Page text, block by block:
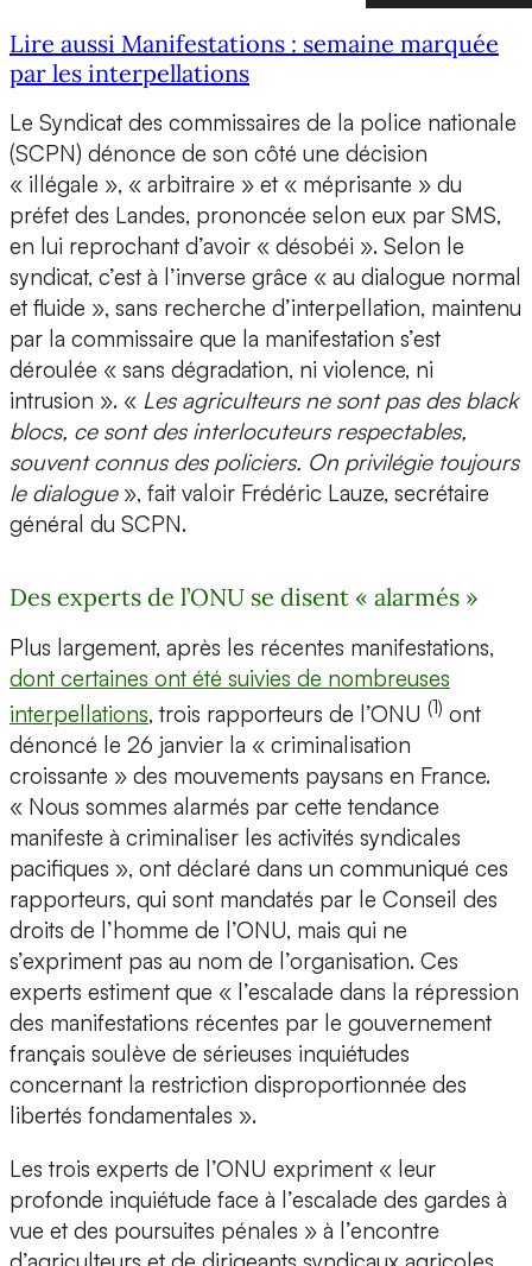
Lire aussi Manifestations : semaine marquée
par les interpellations
Le Syndicat des commissaires de la police nationale
(SCPN) dénonce de son côté une décision
« illégale », « arbitraire » et « méprisante » du
préfet des Landes, prononcée selon eux par SMS,
en lui reprochant d’avoir « désobéi ». Selon le
syndicat, c’est à l’inverse grâce « au dialogue normal
et fluide », sans recherche d’interpellation, maintenu
par la commissaire que la manifestation s’est
déroulée « sans dégradation, ni violence, ni
intrusion ». « Les agriculteurs ne sont pas des black
blocs, ce sont des interlocuteurs respectables,
souvent connus des policiers. On privilégie toujours
le dialogue », fait valoir Frédéric Lauze, secrétaire
général du SCPN.
Des experts de l’ONU se disent « alarmés »
Plus largement, après les récentes manifestations,
dont certaines ont été suivies de nombreuses
interpellations, trois rapporteurs de l’ONU (1) ont
dénoncé le 26 janvier la « criminalisation
croissante » des mouvements paysans en France.
« Nous sommes alarmés par cette tendance
manifeste à criminaliser les activités syndicales
pacifiques », ont déclaré dans un communiqué ces
rapporteurs, qui sont mandatés par le Conseil des
droits de l’homme de l’ONU, mais qui ne
s’expriment pas au nom de l’organisation. Ces
experts estiment que « l’escalade dans la répression
des manifestations récentes par le gouvernement
français soulève de sérieuses inquiétudes
concernant la restriction disproportionnée des
libertés fondamentales ».
Les trois experts de l’ONU expriment « leur
profonde inquiétude face à l’escalade des gardes à
vue et des poursuites pénales » à l’encontre